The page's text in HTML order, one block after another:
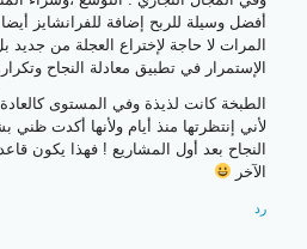
أفضل وسيلة للربح إضافة للفرانشايز
المرات لا حاجة لإختراع العجلة من جديد
الإستمرار في تطبيق معادلة النجاح
الطبخة كانت لذيذة وفي المستوى
لأني إنتظرتها منذ أيام ولأنها أكدت ظني
النجاح بعد أول المشاريع ! فهذا يكون
الآخر
رد